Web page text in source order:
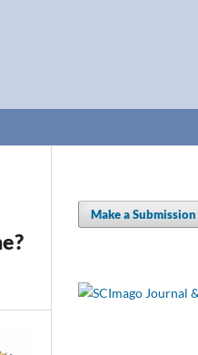
Make a Submission